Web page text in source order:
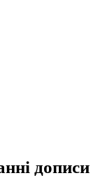
дописи